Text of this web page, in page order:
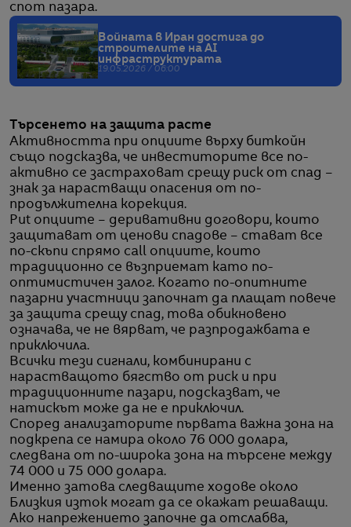
спот пазара.
Войната в Иран достига до
строителите на AI
инфраструктурата
19.05.2026 / 06:00
Търсенето на защита расте
Активността при опциите върху биткойн
също подсказва, че инвеститорите все по-
активно се застраховат срещу риск от спад –
знак за нарастващи опасения от по-
продължителна корекция.
Put опциите – деривативни договори, които
защитават от ценови спадове – стават все
по-скъпи спрямо call опциите, които
традиционно се възприемат като по-
оптимистичен залог. Когато по-опитните
пазарни участници започнат да плащат повече
за защита срещу спад, това обикновено
означава, че не вярват, че разпродажбата е
приключила.
Всички тези сигнали, комбинирани с
нарастващото бягство от риск и при
традиционните пазари, подсказват, че
натискът може да не е приключил.
Според анализаторите първата важна зона на
подкрепа се намира около 76 000 долара,
следвана от по-широка зона на търсене между
74 000 и 75 000 долара.
Именно затова следващите ходове около
Близкия изток могат да се окажат решаващи.
Ако напрежението започне да отслабва,